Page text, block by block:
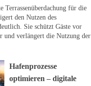
Terrassenüberdachung für die
den Nutzen des
Sie schützt Gäste vor
und verlängert die Nutzung der
Hafenprozesse
optimieren – digitale